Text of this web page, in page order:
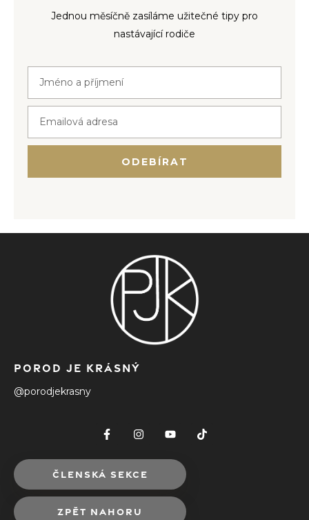
Jednou měsíčně zasíláme užitečné tipy pro
nastávající rodiče
ODEBÍRAT
ČLENSKÁ SEKCE
POROD JE KRÁSNÝ
@porodjekrasny
ZPĚT NAHORU